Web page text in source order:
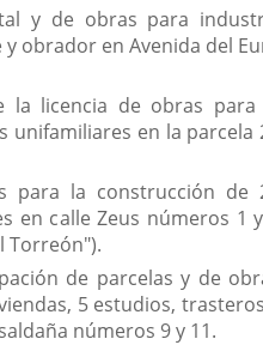
y de obras para
obrador en Avenida del
la licencia de obras para
unifamiliares en la parcela
para la construcción de
en calle Zeus números 1
Torreón").
de parcelas y de
5 estudios,
números 9 y 11.